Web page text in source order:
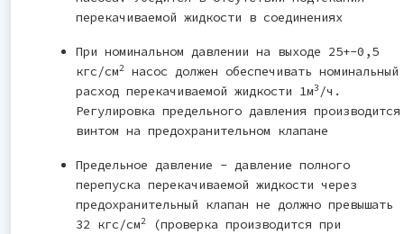
перекачиваемой жидкости в соединениях
При номинальном давлении на выходе 25+-0,5
кгс/см2
насос должен обеспечивать номинальный
расход перекачиваемой жидкости 1м3 /ч.
Регулировка предельного давления производится
винтом на предохранительном клапане
Предельное давление - давление полного
перепуска перекачиваемой жидкости через
предохранительный клапан не должно превышать
32 кгс/см2
(проверка производится при